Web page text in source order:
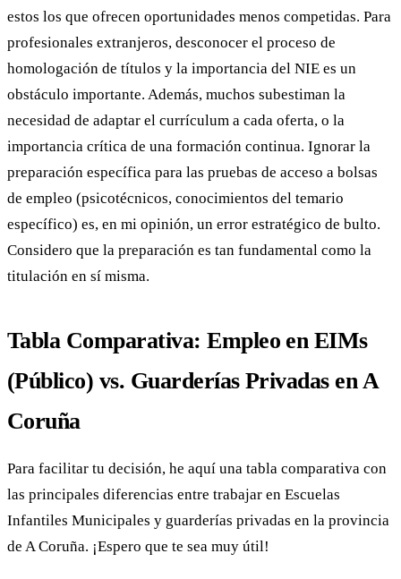
estos los que ofrecen oportunidades menos competidas. Para
profesionales extranjeros, desconocer el proceso de
homologación de títulos y la importancia del NIE es un
obstáculo importante. Además, muchos subestiman la
necesidad de adaptar el currículum a cada oferta, o la
importancia crítica de una formación continua. Ignorar la
preparación específica para las pruebas de acceso a bolsas
de empleo (psicotécnicos, conocimientos del temario
específico) es, en mi opinión, un error estratégico de bulto.
Considero que la preparación es tan fundamental como la
titulación en sí misma.
Tabla Comparativa: Empleo en EIMs
(Público) vs. Guarderías Privadas en A
Coruña
Para facilitar tu decisión, he aquí una tabla comparativa con
las principales diferencias entre trabajar en Escuelas
Infantiles Municipales y guarderías privadas en la provincia
de A Coruña. ¡Espero que te sea muy útil!